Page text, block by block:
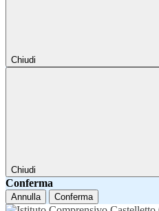
Chiudi
Chiudi
Conferma
Annulla Conferma